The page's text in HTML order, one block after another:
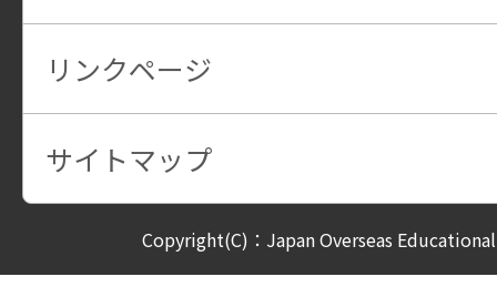
リンクページ
サイトマップ
Copyright(C)：Japan Overseas